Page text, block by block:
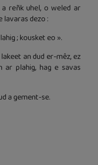
reñk uhel, o weled ar
lavaras dezo :
; kousket eo ».
an dud er-mêz, ez
plahig, hag e savas
a gement-se.